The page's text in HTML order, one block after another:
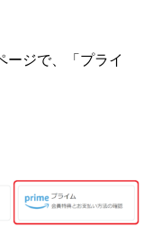
ージで、「プライ